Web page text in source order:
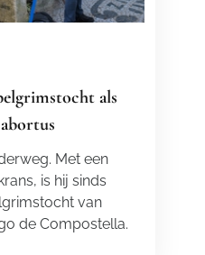
als
Met een
is hij sinds
van
de Compostella.